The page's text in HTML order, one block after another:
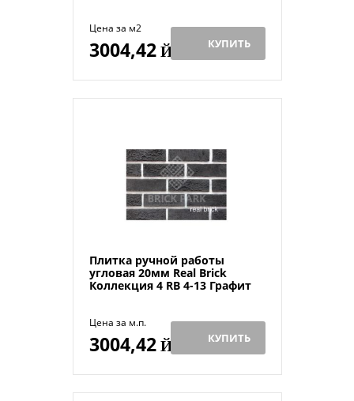
Цена за м2
3004,42Й КУПИТЬ
Плитка ручной работы
угловая 20мм Real Brick
Коллекция 4 RB 4-13 Графит
Цена за м.п.
3004,42Й КУПИТЬ